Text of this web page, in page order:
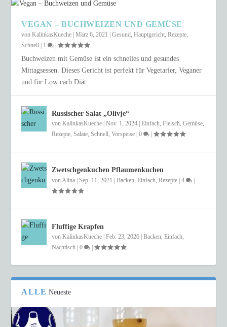
VEGAN – BUCHWEIZEN UND GEMÜSE
vonKalinkasKueche |März 6, 2021 |Gesund,Hauptgericht,Rezepte,
Schnell
1 |
Buchweizen mit Gemüse ist ein schnelles und gesundes
Mittagsessen. Dieses Gericht ist perfekt für Vegetarier, Veganer
und für Low carb Diät.
Russischer Salat „Olivje“
vonKalinkasKueche |Nov. 1, 2024 |Einfach,Fleisch,Gemüse,
Rezepte,Salate,Schnell,Vorspeise |0 |
Zwetschgenkuchen Pflaumenkuchen
vonAlina |Sep. 11, 2021 |Backen,Einfach,Rezepte |4
Fluffige Krapfen
vonKalinkasKueche |Feb. 23, 2026 |Backen,Einfach,
Nachtisch |0 |
ALLE Neueste